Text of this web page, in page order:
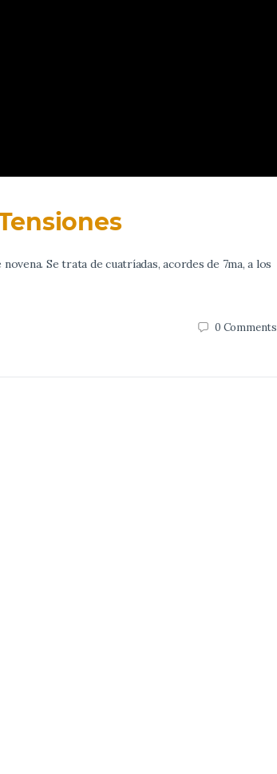
Se trata de cuatríadas, acordes de 7ma, a los
0 Comments